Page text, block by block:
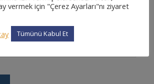
vermek için "Çerez Ayarları"nı ziyaret
Tümünü Kabul Et